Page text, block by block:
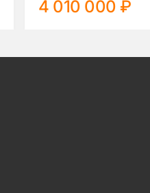
4 010 000 ₽